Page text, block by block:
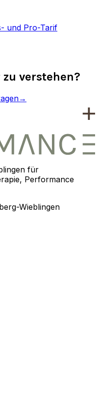
und Pro-Tarif
verstehen?
→
für
Performance
Wieblingen